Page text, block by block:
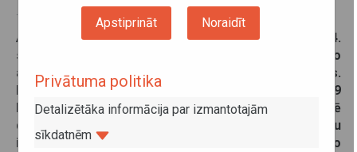
15. augusts 2023
Atsaucoties iedzīvotāju ierosinājumam, no šī gada 4.
septembra pietura
būs iekļauta trīs reģionālo
autobusu maršrutu oficiālajos kustības grafikos.
Pietura atrodas Aizkraukles novadā uz autoceļa P79
Koknese–Ērgļi. Minētās izmaiņas palīdzēs apkārtnē
dzīvojošajiem skolēniem ērtāk doties uz mācību
iestādēm, izmantojot reģionālo sabiedrisko
Apstiprināt Noraidīt
Privātuma politika
Detalizētāka informācija par izmantotajām
sīkdatnēm